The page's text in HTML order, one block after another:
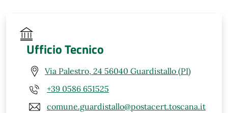
Ufficio Tecnico
Via Palestro, 24 56040 Guardistallo (PI)
+39 0586 651525
comune.guardistallo@postacert.toscana.it